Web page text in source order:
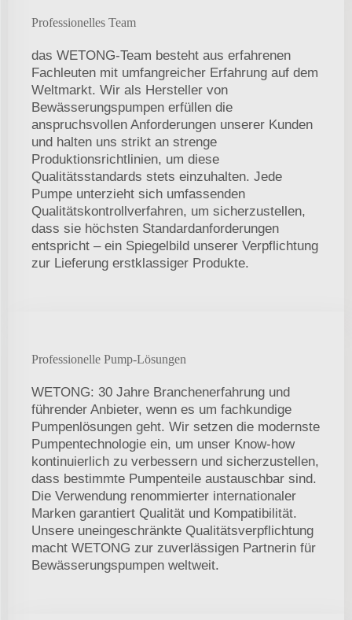
Professionelles Team
das WETONG-Team besteht aus erfahrenen
Fachleuten mit umfangreicher Erfahrung auf dem
Weltmarkt. Wir als Hersteller von
Bewässerungspumpen erfüllen die
anspruchsvollen Anforderungen unserer Kunden
und halten uns strikt an strenge
Produktionsrichtlinien, um diese
Qualitätsstandards stets einzuhalten. Jede
Pumpe unterzieht sich umfassenden
Qualitätskontrollverfahren, um sicherzustellen,
dass sie höchsten Standardanforderungen
entspricht – ein Spiegelbild unserer Verpflichtung
zur Lieferung erstklassiger Produkte.
Professionelle Pump-Lösungen
WETONG: 30 Jahre Branchenerfahrung und
führender Anbieter, wenn es um fachkundige
Pumpenlösungen geht. Wir setzen die modernste
Pumpentechnologie ein, um unser Know-how
kontinuierlich zu verbessern und sicherzustellen,
dass bestimmte Pumpenteile austauschbar sind.
Die Verwendung renommierter internationaler
Marken garantiert Qualität und Kompatibilität.
Unsere uneingeschränkte Qualitätsverpflichtung
macht WETONG zur zuverlässigen Partnerin für
Bewässerungspumpen weltweit.